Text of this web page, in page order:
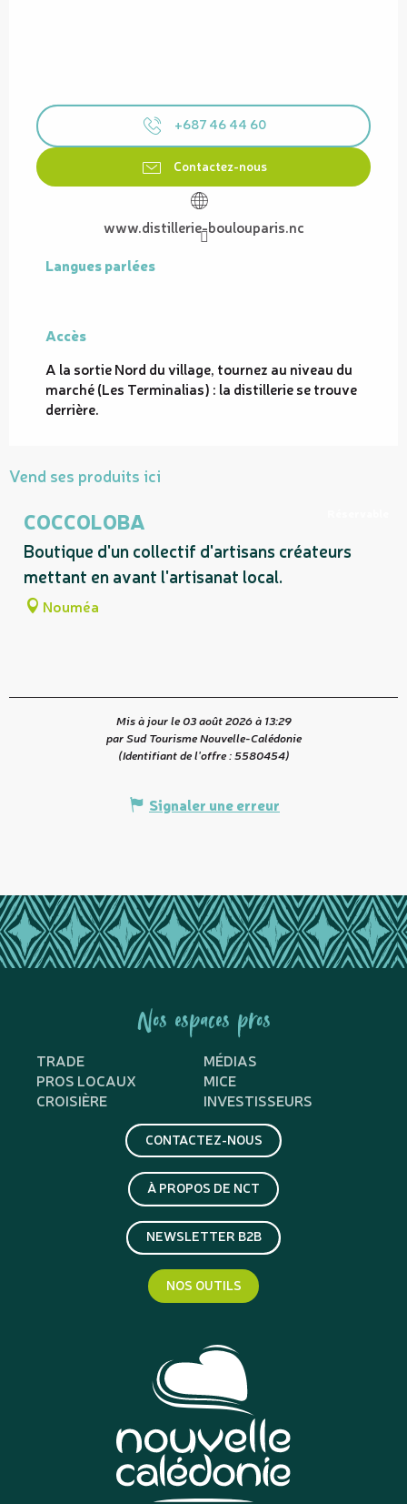
+687 46 44 60
Contactez-nous
www.distillerie-boulouparis.nc
Langues parlées
Langues parlées
Accès
Accès
A la sortie Nord du village, tournez au niveau du
marché (Les Terminalias) : la distillerie se trouve
derrière.
Vend ses produits ici
COCCOLOBA
Boutique d'un collectif d'artisans créateurs
mettant en avant l'artisanat local.
Nouméa
Mis à jour le 03 août 2026 à 13:29
par Sud Tourisme Nouvelle-Calédonie
(Identifiant de l'offre :5580454)
Signaler une erreur
Nos espaces pros
TRADE
MÉDIAS
PROS LOCAUX
MICE
CROISIÈRE
INVESTISSEURS
CONTACTEZ-NOUS
À PROPOS DE NCT
NEWSLETTER B2B
NOS OUTILS